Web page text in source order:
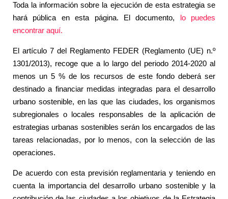
Toda la información sobre la ejecución de esta estrategia se
hará pública en esta página. El documento, lo puedes
encontrar aquí.
El artículo 7 del Reglamento FEDER (Reglamento (UE) n.º
1301/2013), recoge que a lo largo del periodo 2014-2020 al
menos un 5 % de los recursos de este fondo deberá ser
destinado a financiar medidas integradas para el desarrollo
urbano sostenible, en las que las ciudades, los organismos
subregionales o locales responsables de la aplicación de
estrategias urbanas sostenibles serán los encargados de las
tareas relacionadas, por lo menos, con la selección de las
operaciones.
De acuerdo con esta previsión reglamentaria y teniendo en
cuenta la importancia del desarrollo urbano sostenible y la